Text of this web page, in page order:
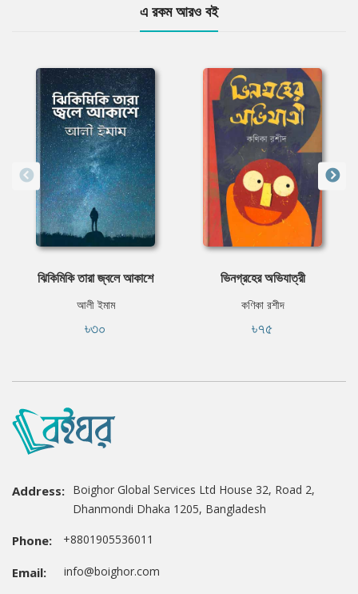
এ রকম আরও বই
ঝিকিমিকি তারা জ্বলে আকাশে
আলী ইমাম
৳৩০
ভিনগ্রহের অভিযাত্রী
কণিকা রশীদ
৳৭৫
Address: Boighor Global Services Ltd House 32, Road 2,
Dhanmondi Dhaka 1205, Bangladesh
Phone: +8801905536011
Email: info@boighor.com